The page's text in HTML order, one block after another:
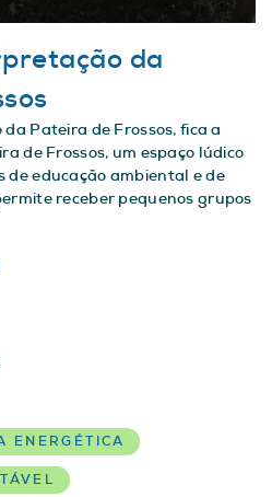
da
Pateira de Frossos, fica a
de Frossos, um espaço lúdico
de educação ambiental e de
receber pequenos grupos
ENERGÉTICA